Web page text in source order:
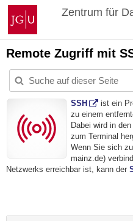
Zum
Inhalt
springen
Johannes
Gutenberg-
Universität
Mainz
Zentrum für
Remote Zugriff mit
SSH
ist ein
zu einem
Dabei wird in
zum Terminal
Wenn Sie sich
mainz.de)
Netzwerks erreichbar ist, kann der